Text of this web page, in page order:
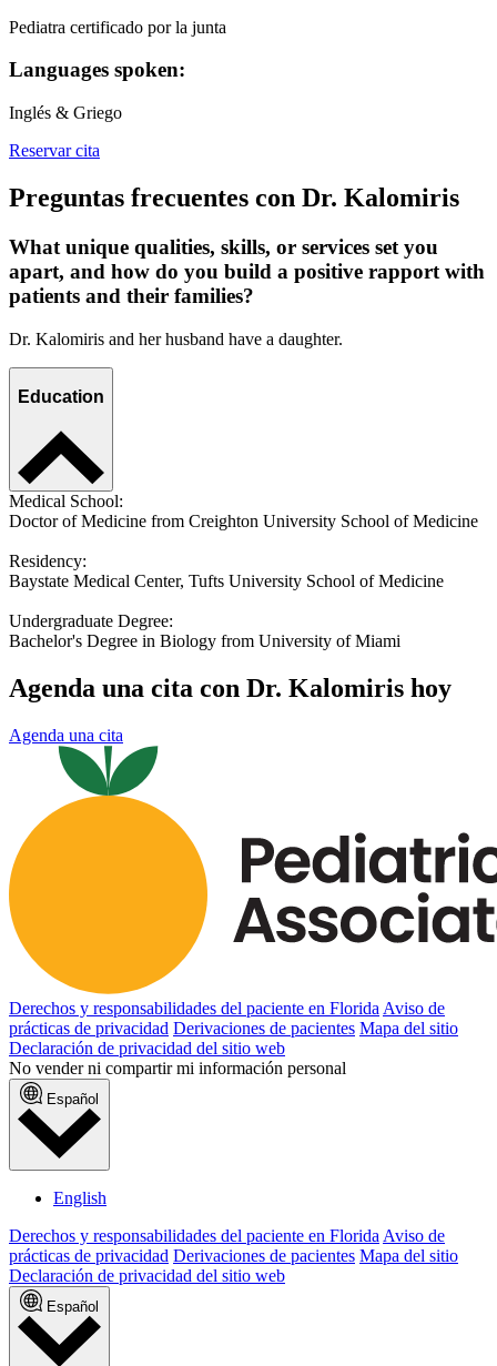
Pediatra certificado por la junta
Languages spoken:
Inglés & Griego
Reservar cita
Preguntas frecuentes con Dr. Kalomiris
What unique qualities, skills, or services set you
apart, and how do you build a positive rapport with
patients and their families?
Dr. Kalomiris and her husband have a daughter.
Education
Medical School:
Doctor of Medicine from Creighton University School of Medicine
Residency:
Baystate Medical Center, Tufts University School of Medicine
Undergraduate Degree:
Bachelor's Degree in Biology from University of Miami
Agenda una cita con Dr. Kalomiris hoy
Agenda una cita
Derechos y responsabilidades del paciente en Florida Aviso de
prácticas de privacidad Derivaciones de pacientes Mapa del sitio
Declaración de privacidad del sitio web
No vender ni compartir mi información personal
Español
English
Derechos y responsabilidades del paciente en FloridaAviso de
prácticas de privacidad Derivaciones de pacientes Mapa del sitio
Declaración de privacidad del sitio web
Español